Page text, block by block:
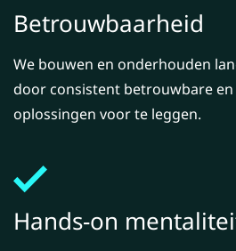
Betrouwbaarheid
We bouwen en onderhouden
door consistent betrouwbare en
oplossingen voor te leggen.
Hands-on